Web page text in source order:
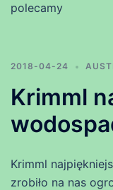
polecamy
2018-04-24
Krimml
Krimml
zrobiło na nas